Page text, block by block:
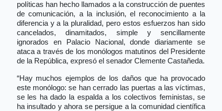
políticas han hecho llamados a la construcción de puentes
de comunicación, a la inclusión, el reconocimiento a la
diferencia y a la pluralidad, pero estos esfuerzos han sido
cancelados, dinamitados, simple y sencillamente
ignorados en Palacio Nacional, donde diariamente se
ataca a través de los monólogos matutinos del Presidente
de la República, expresó el senador Clemente Castañeda.
“Hay muchos ejemplos de los daños que ha provocado
este monólogo: se han cerrado las puertas a las víctimas,
se les ha dado la espalda a los colectivos feministas, se
ha insultado y ahora se persigue a la comunidad científica